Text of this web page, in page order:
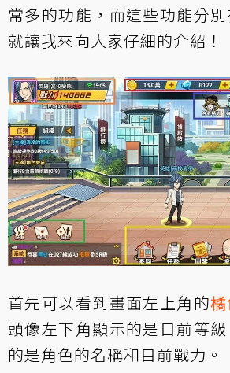
常多的功能，而這些功能分
就讓我來向大家仔細的介紹！
首先可以看到畫面左上角的
頭像左下角顯示的是目前等
的是角色的名稱和目前戰力。